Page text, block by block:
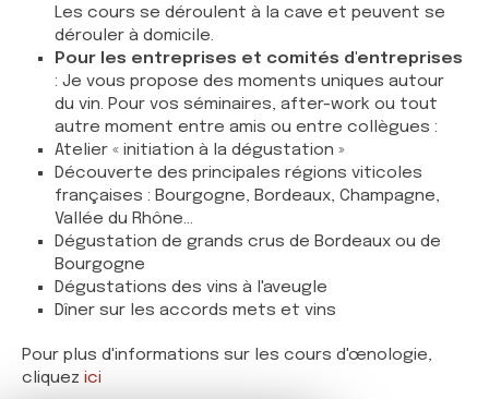
Les cours se déroulent à la cave et peuvent se
dérouler à domicile.
Pour les entreprises et comités d'entreprises
: Je vous propose des moments uniques autour
du vin. Pour vos séminaires, after-work ou tout
autre moment entre amis ou entre collègues :
Atelier « initiation à la dégustation »
Découverte des principales régions viticoles
françaises : Bourgogne, Bordeaux, Champagne,
Vallée du Rhône...
Dégustation de grands crus de Bordeaux ou de
Bourgogne
Dégustations des vins à l'aveugle
Dîner sur les accords mets et vins
Pour plus d'informations sur les cours d'œnologie,
cliquez ici